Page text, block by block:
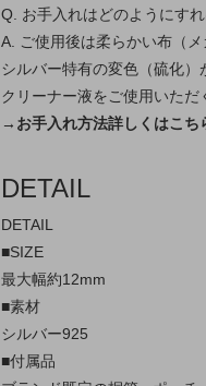
Q. お手入れはどのようにす
A. ご使用後は柔らかい布（
シルバー特有の変色（硫化
クリーナー液をご使用いただ
→お手入れ方法詳しくはこち
DETAIL
DETAIL
■SIZE
最大幅約12mm
■素材
シルバー925
■付属品